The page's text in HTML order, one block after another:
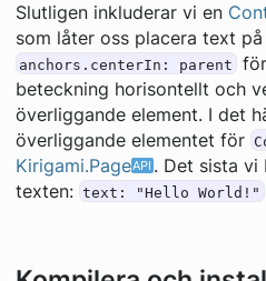
Slutligen inkluderar vi en
som låter oss placera text
anchors.centerIn: parent
beteckning horisontellt och
överliggande element. I det
överliggande elementet för
Kirigami.Page
. Det sista vi
texten: text: "Hello World!"